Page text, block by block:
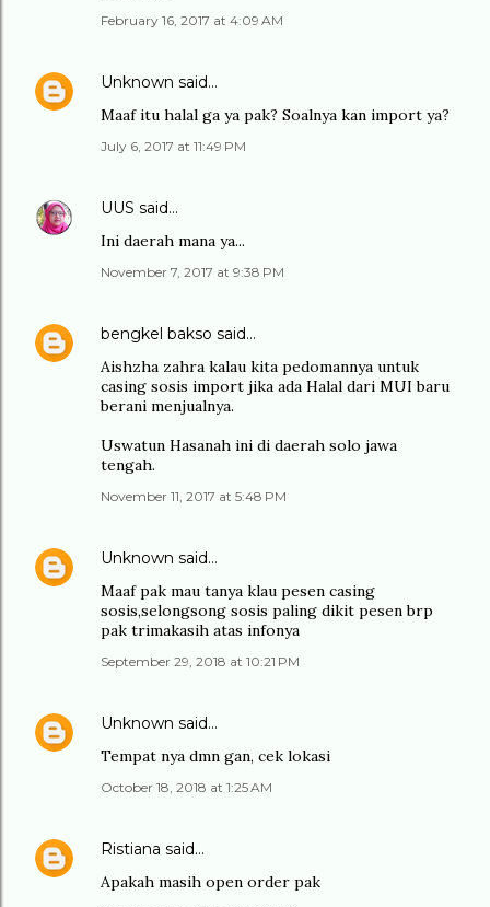
February 16, 2017 at 4:09 AM
Unknown said…
Maaf itu halal ga ya pak? Soalnya kan import ya?
July 6, 2017 at 11:49 PM
UUS said…
Ini daerah mana ya...
November 7, 2017 at 9:38 PM
bengkel bakso said…
Aishzha zahra kalau kita pedomannya untuk
casing sosis import jika ada Halal dari MUI baru
berani menjualnya.
Uswatun Hasanah ini di daerah solo jawa
tengah.
November 11, 2017 at 5:48 PM
Unknown said…
Maaf pak mau tanya klau pesen casing
sosis,selongsong sosis paling dikit pesen brp
pak trimakasih atas infonya
September 29, 2018 at 10:21 PM
Unknown said…
Tempat nya dmn gan, cek lokasi
October 18, 2018 at 1:25 AM
Ristiana said…
Apakah masih open order pak